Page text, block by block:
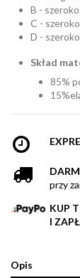
B -
C -
D -
Skład
85%
przy
KUP
I
Opis